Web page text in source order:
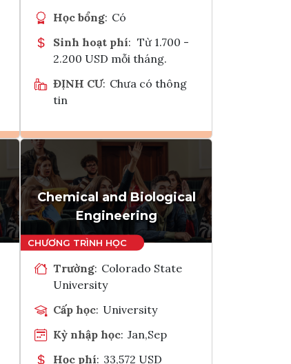
Học bổng: Có
Sinh hoạt phí: Từ 1.700 -
2.200 USD mỗi tháng.
ĐỊNH CƯ: Chưa có thông
tin
Ghi danh
Tham vấn Interlink
Chemical and Biological
Engineering
Trường: Colorado State
University
Cấp học: University
Kỳ nhập học: Jan,Sep
Học phí: 33,572 USD